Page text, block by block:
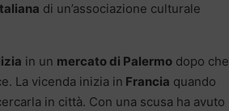
di un’associazione culturale
in un mercato di Palermo dopo che
La vicenda inizia in Francia quando
in città. Con una scusa ha avuto